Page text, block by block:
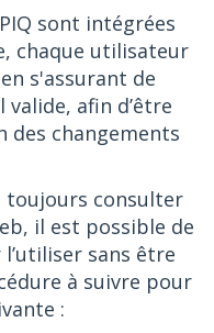
sont intégrées
chaque utilisateur
s'assurant de
afin d’être
changements
toujours consulter
il est possible de
sans être
à suivre pour
: